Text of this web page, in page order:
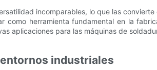
incomparables, lo que las
herramienta fundamental en la
aplicaciones para las máquinas de
industriales